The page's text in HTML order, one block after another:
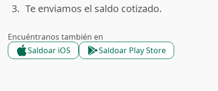
done
3. Te enviamos el saldo cotizado.
Encuéntranos también en
Saldoar iOS
Saldoar Play Store